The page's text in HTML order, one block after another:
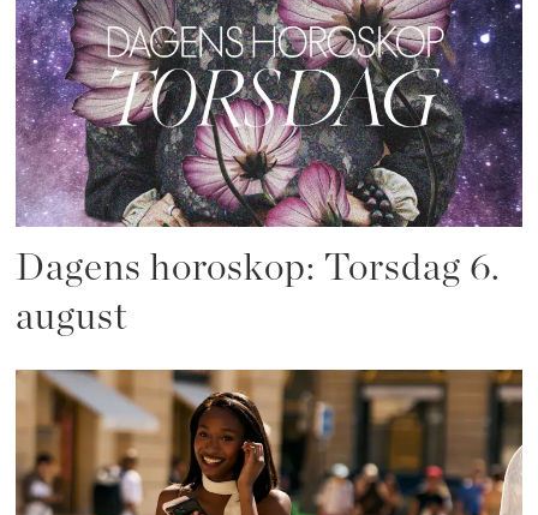
Dagens horoskop: Torsdag 6.
august